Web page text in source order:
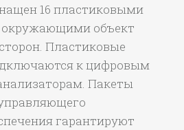
16 пластиковыми
объект
Пластиковые
к цифровым
Пакеты
гарантируют